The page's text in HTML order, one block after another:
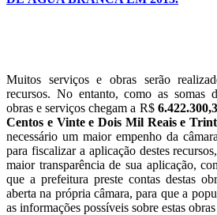
Muitos serviços e obras serão
recursos. No entanto, como as somas
obras e serviços chegam a R$
Centos e Vinte e Dois Mil Reais e
necessário um maior empenho da
para fiscalizar a aplicação destes
maior transparência de sua aplicação,
que a prefeitura preste contas destas
aberta na própria câmara, para que a
as informações possíveis sobre estas